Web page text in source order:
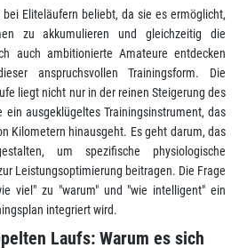
Eliteläufern beliebt, da sie es ermöglicht,
zu akkumulieren und gleichzeitig die
auch ambitionierte Amateure entdecken
anspruchsvollen Trainingsform. Die
liegt nicht nur in der reinen Steigerung des
ausgeklügeltes Trainingsinstrument, das
Kilometern hinausgeht. Es geht darum, das
um spezifische physiologische
Leistungsoptimierung beitragen. Die Frage
viel" zu "warum" und "wie intelligent" ein
integriert wird.
Laufs: Warum es sich